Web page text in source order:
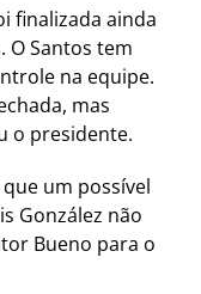
finalizada ainda
O Santos tem
na equipe.
mas
o presidente.
um possível
González não
Bueno para o